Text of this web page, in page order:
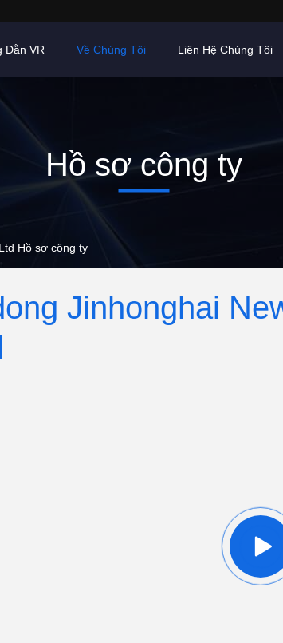
Dẫn VR Về Chúng Tôi Liên Hệ Chúng Tôi
Hồ sơ công ty
Hồ sơ công ty
Jinhonghai